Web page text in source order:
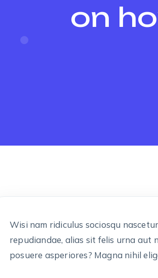
on
Wisi nam ridiculus sociosqu
repudiandae, alias sit felis urna aut
posuere asperiores? Magna nihil